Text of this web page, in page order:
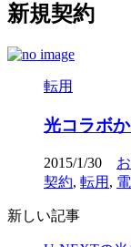
新規契約
転用
光コラボ
2015/1/30
契約, 転用 ,
新しい記事